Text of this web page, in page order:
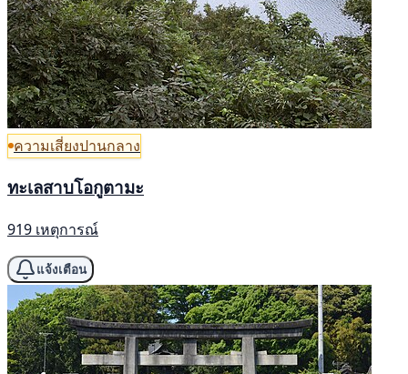
ความเสี่ยงปานกลาง
ทะเลสาบโอกูตามะ
919 เหตุการณ์
แจ้งเตือน